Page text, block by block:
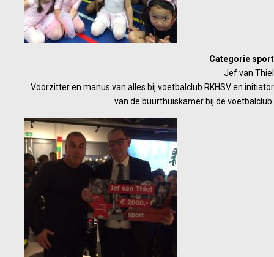
Categorie sport
Jef van Thiel
Voorzitter en manus van alles bij voetbalclub RKHSV en initiator
van de buurthuiskamer bij de voetbalclub.